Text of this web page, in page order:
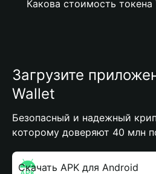
Какова стоимость токена
Загрузите
Wallet
Безопасный и надежный
которому доверяют 40 млн
Скачать APK для Android